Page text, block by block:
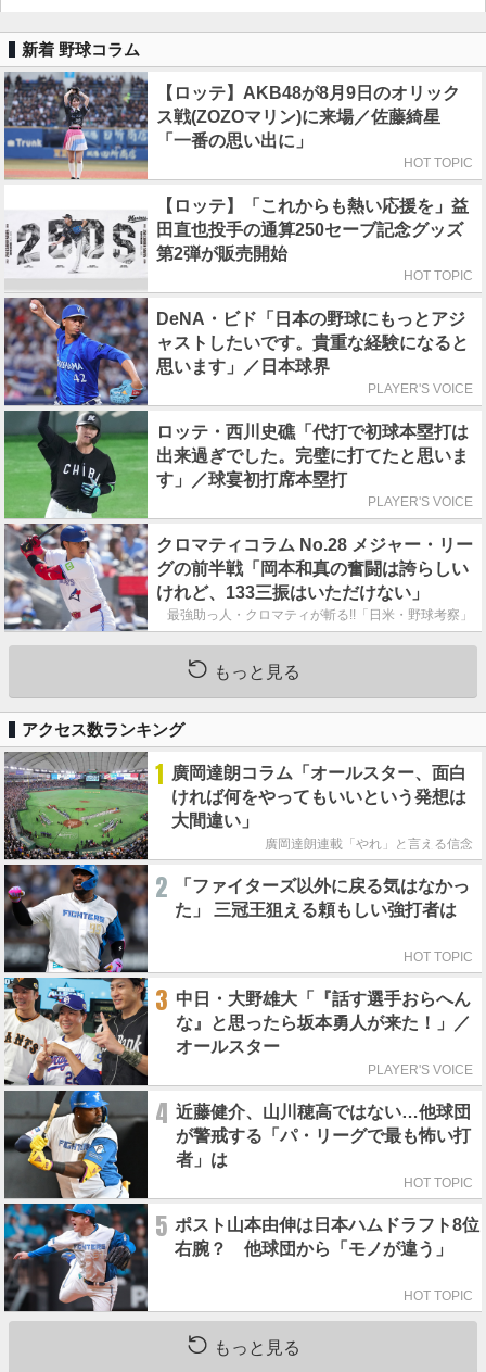
新着 野球コラム
【ロッテ】AKB48が8月9日のオリック
ス戦(ZOZOマリン)に来場／佐藤綺星
「一番の思い出に」
HOT TOPIC
【ロッテ】「これからも熱い応援を」益
田直也投手の通算250セーブ記念グッズ
第2弾が販売開始
HOT TOPIC
DeNA・ビド「日本の野球にもっとアジ
ャストしたいです。貴重な経験になると
思います」／日本球界
PLAYER'S VOICE
ロッテ・西川史礁「代打で初球本塁打は
出来過ぎでした。完璧に打てたと思いま
す」／球宴初打席本塁打
PLAYER'S VOICE
クロマティコラム No.28 メジャー・リー
グの前半戦「岡本和真の奮闘は誇らしい
けれど、133三振はいただけない」
最強助っ人・クロマティが斬る!!「日米・野球考察」
もっと見る
アクセス数ランキング
1 廣岡達朗コラム「オールスター、面白
ければ何をやってもいいという発想は
大間違い」
廣岡達朗連載「やれ」と言える信念
2
「ファイターズ以外に戻る気はなかっ
た」 三冠王狙える頼もしい強打者は
HOT TOPIC
3 中日・大野雄大「『話す選手おらへん
な』と思ったら坂本勇人が来た！」／
オールスター
PLAYER'S VOICE
4 近藤健介、山川穂高ではない…他球団
が警戒する「パ・リーグで最も怖い打
者」は
HOT TOPIC
5 ポスト山本由伸は日本ハムドラフト8位
右腕？ 他球団から「モノが違う」
HOT TOPIC
もっと見る